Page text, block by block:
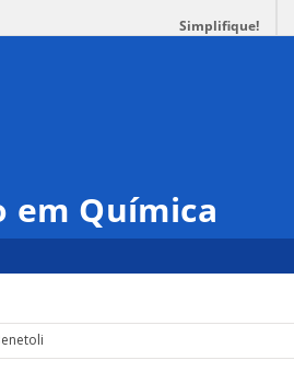
Simplifique!
em Química